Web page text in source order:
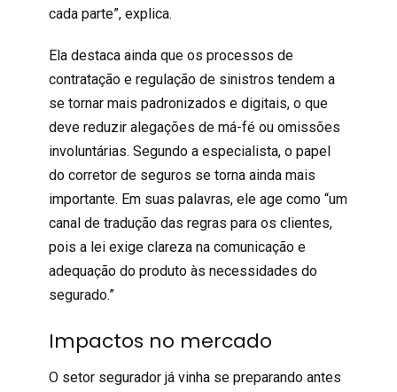
cada parte”, explica.
Ela destaca ainda que os processos de
contratação e regulação de sinistros tendem a
se tornar mais padronizados e digitais, o que
deve reduzir alegações de má-fé ou omissões
involuntárias. Segundo a especialista, o papel
do corretor de seguros se torna ainda mais
importante. Em suas palavras, ele age como “um
canal de tradução das regras para os clientes,
pois a lei exige clareza na comunicação e
adequação do produto às necessidades do
segurado.”
Impactos no mercado
O setor segurador já vinha se preparando antes